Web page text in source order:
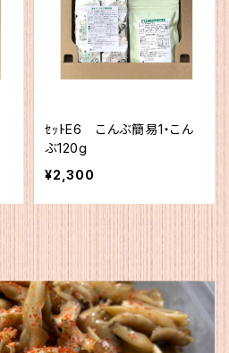
ｾｯﾄE6 こんぶ簡易1・こん
ぶ120g
¥2,300